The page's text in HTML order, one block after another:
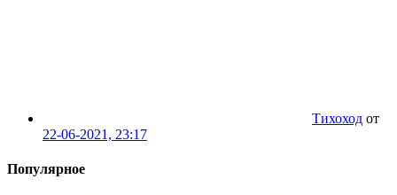
Тихоход от
22-06-2021, 23:17
Популярное